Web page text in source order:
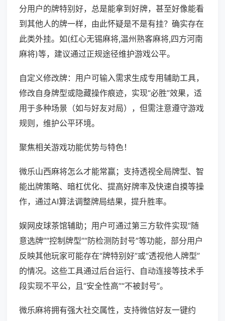
分用户的牌特别好，总是能拿到好牌，甚至好像能看
到其他人的牌一样，由此怀疑是不是有挂？确实存在
此类外挂。如(红心无锡麻将,温州熟客麻将,四方河南
麻将)等，建议通过正规途径维护游戏公平。
自定义修改牌：用户可输入需求生成专用辅助工具，
修改自身牌型或隐藏操作痕迹，实现“必胜”效果，适
用于多种场景（如与好友对局），但需注意遵守游戏
规则，维护公平环境。
聚焦相关游戏功能优势与特色！
微乐山西麻将怎么才能常赢；支持透视全局牌型、智
能出牌策略、暗杠优化、提高好牌率及快速自摸等操
作，通过AI算法调整牌局结果，提升胜率。
娱网皮球茶馆辅助；用户可通过第三方软件实现“随
意选牌”“控制牌型”“防检测防封号”等功能，部分用户
反映其他玩家可能存在“牌特别好”或“透视他人牌型”
的情况。这些工具通过后台运行、自动连接等技术手
段实现不平公，且“安全性高”“不被封号”。
微乐麻将拥有强大社交属性，支持微信好友一键约